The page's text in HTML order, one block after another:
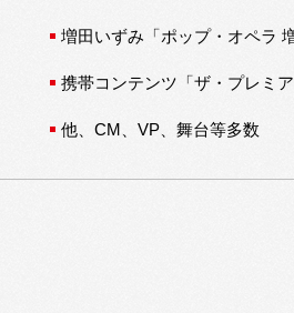
増田いずみ「ポップ・オペラ
携帯コンテンツ「ザ・プレミ
他、CM、VP、舞台等多数